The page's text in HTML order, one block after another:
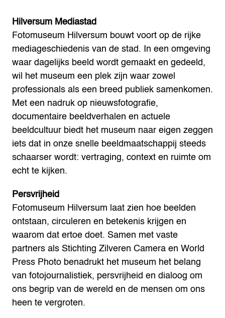
Hilversum Mediastad
Fotomuseum Hilversum bouwt voort op de rijke
mediageschiedenis van de stad. In een omgeving
waar dagelijks beeld wordt gemaakt en gedeeld,
wil het museum een plek zijn waar zowel
professionals als een breed publiek samenkomen.
Met een nadruk op nieuwsfotografie,
documentaire beeldverhalen en actuele
beeldcultuur biedt het museum naar eigen zeggen
iets dat in onze snelle beeldmaatschappij steeds
schaarser wordt: vertraging, context en ruimte om
echt te kijken.
Persvrijheid
Fotomuseum Hilversum laat zien hoe beelden
ontstaan, circuleren en betekenis krijgen en
waarom dat ertoe doet. Samen met vaste
partners als Stichting Zilveren Camera en World
Press Photo benadrukt het museum het belang
van fotojournalistiek, persvrijheid en dialoog om
ons begrip van de wereld en de mensen om ons
heen te vergroten.